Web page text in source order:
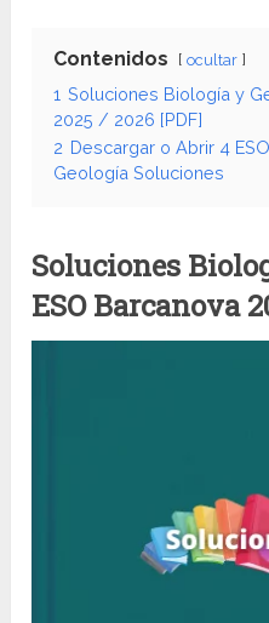
Contenidos ocultar
1 Soluciones Biología y
2025 / 2026 [PDF]
2 Descargar o Abrir 4
Geología Soluciones
Soluciones
ESO Barcanova